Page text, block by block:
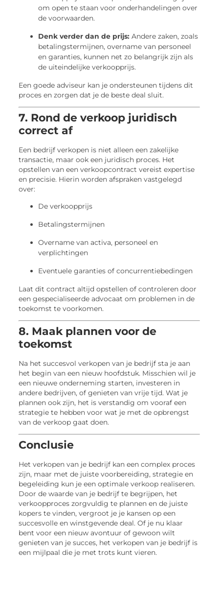
om open te staan voor onderhandelingen over
de voorwaarden.
Denk verder dan de prijs: Andere zaken, zoals
betalingstermijnen, overname van personeel
en garanties, kunnen net zo belangrijk zijn als
de uiteindelijke verkoopprijs.
Een goede adviseur kan je ondersteunen tijdens dit
proces en zorgen dat je de beste deal sluit.
7. Rond de verkoop juridisch
correct af
Een bedrijf verkopen is niet alleen een zakelijke
transactie, maar ook een juridisch proces. Het
opstellen van een verkoopcontract vereist expertise
en precisie. Hierin worden afspraken vastgelegd
over:
De verkoopprijs
Betalingstermijnen
Overname van activa, personeel en
verplichtingen
Eventuele garanties of concurrentiebedingen
Laat dit contract altijd opstellen of controleren door
een gespecialiseerde advocaat om problemen in de
toekomst te voorkomen.
8. Maak plannen voor de
toekomst
Na het succesvol verkopen van je bedrijf sta je aan
het begin van een nieuw hoofdstuk. Misschien wil je
een nieuwe onderneming starten, investeren in
andere bedrijven, of genieten van vrije tijd. Wat je
plannen ook zijn, het is verstandig om vooraf een
strategie te hebben voor wat je met de opbrengst
van de verkoop gaat doen.
Conclusie
Het verkopen van je bedrijf kan een complex proces
zijn, maar met de juiste voorbereiding, strategie en
begeleiding kun je een optimale verkoop realiseren.
Door de waarde van je bedrijf te begrijpen, het
verkoopproces zorgvuldig te plannen en de juiste
kopers te vinden, vergroot je je kansen op een
succesvolle en winstgevende deal. Of je nu klaar
bent voor een nieuw avontuur of gewoon wilt
genieten van je succes, het verkopen van je bedrijf is
een mijlpaal die je met trots kunt vieren.